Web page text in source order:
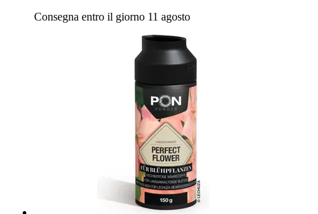
Consegna entro il giorno 11 agosto